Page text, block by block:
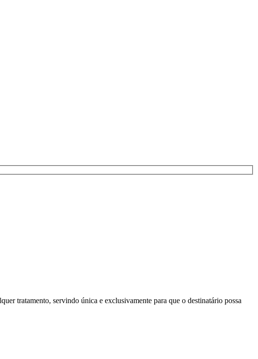
tratamento, servindo única e exclusivamente para que o destinatário possa